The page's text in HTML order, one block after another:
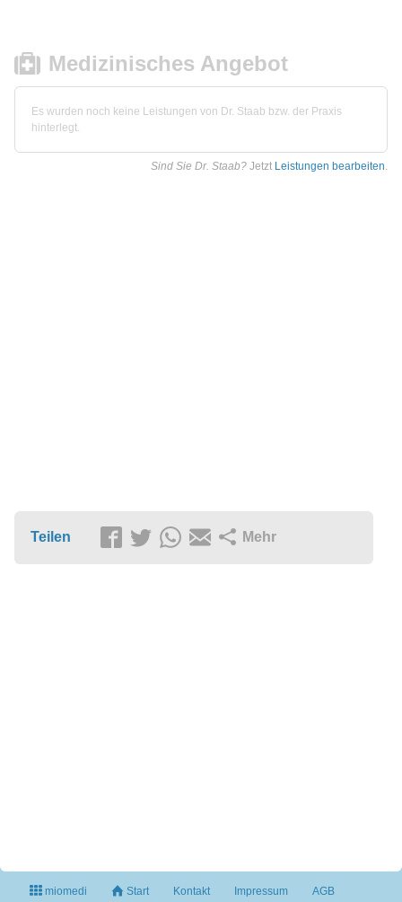
Medizinisches Angebot
Es wurden noch keine Leistungen von Dr. Staab bzw. der Praxis
hinterlegt.
Sind Sie Dr. Staab? Jetzt Leistungen bearbeiten.
Teilen Mehr
miomedi Start Kontakt Impressum AGB